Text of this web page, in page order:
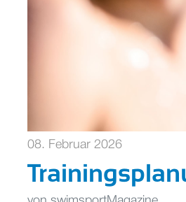
08. Februar 2026